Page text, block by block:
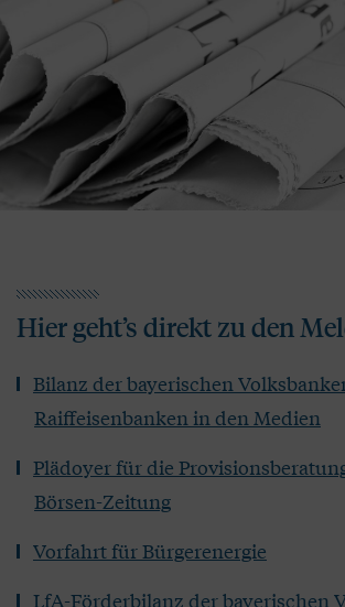
Hier geht’s direkt zu den
Bilanz der bayerischen
Raiffeisenbanken in den Medien
Plädoyer für die
Börsen-Zeitung
Vorfahrt für Bürgerenergie
LfA-Förderbilanz der bayerischen